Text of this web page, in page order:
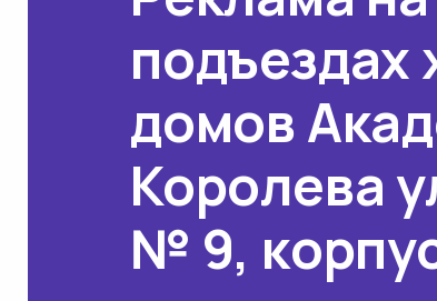
подъездах
домов
Королева
№ 9,